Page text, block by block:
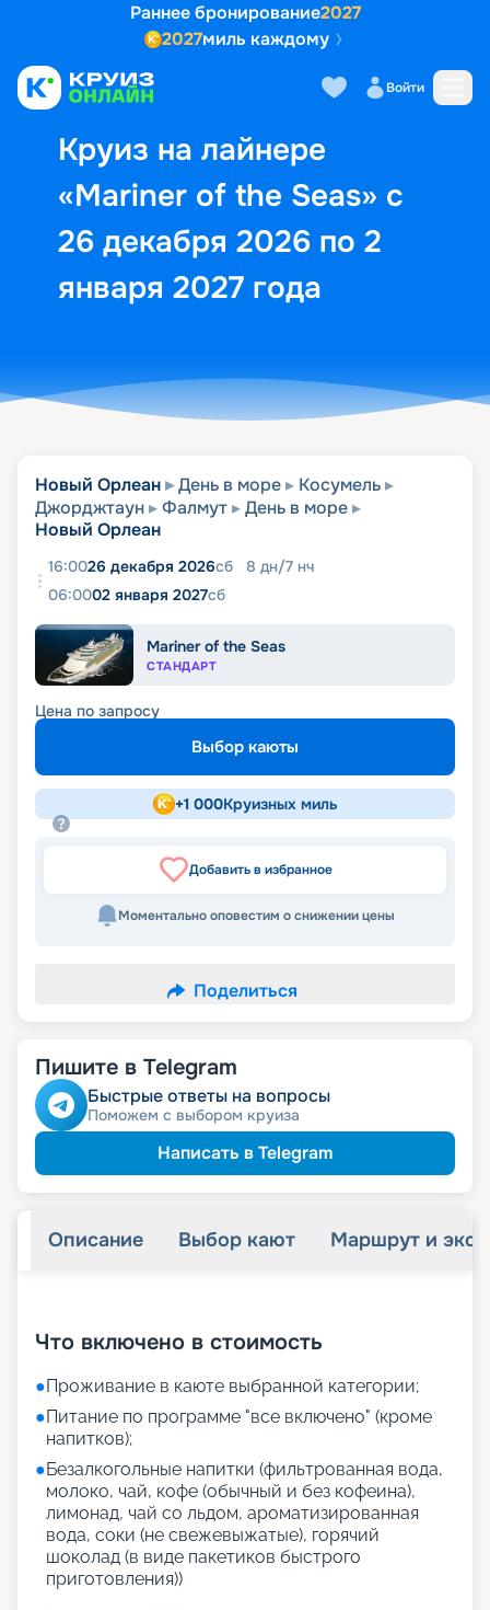
Раннее бронирование2027
2027миль каждому
Войти
Круиз на лайнере
«Mariner of the Seas» с
26 декабря 2026 по 2
января 2027 года
Выбор кают Маршрут и
Новый Орлеан День в море
Косумель
Джорджтаун
Фалмут
День в море
Новый Орлеан
16:0026 декабря 2026сб 8 дн/7 нч
06:0002 января 2027сб
Mariner of the Seas
СТАНДАРТ
Цена по запросу
Выбор каюты
+1 000Круизных миль
Добавить в избранное
Моментально оповестим о снижении цены
Поделиться
Пишите в Telegram
Быстрые ответы на вопросы
Поможем с выбором круиза
Написать в Telegram
Описание Выбор кают Маршрут и
Что включено в стоимость
●Проживание в каюте выбранной категории;
●Питание по программе "все включено" (кроме
напитков);
●Безалкогольные напитки (фильтрованная вода,
молоко, чай, кофе (обычный и без кофеина),
лимонад, чай со льдом, ароматизированная
вода, соки (не свежевыжатые), горячий
шоколад (в виде пакетиков быстрого
приготовления))